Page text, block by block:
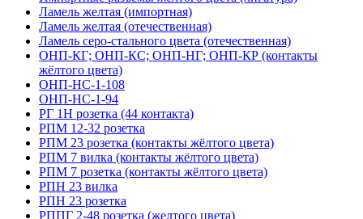
Ламель желтая (импортная)
Ламель желтая (отечественная)
Ламель серо-стального цвета (отечественная)
ОНП-КГ; ОНП-КС; ОНП-НГ; ОНП-КР (контакты
жёлтого цвета)
ОНП-НС-1-108
ОНП-НС-1-94
РГ 1Н розетка (44 контакта)
РПМ 12-32 розетка
РПМ 23 розетка (контакты жёлтого цвета)
РПМ 7 вилка (контакты жёлтого цвета)
РПМ 7 розетка (контакты жёлтого цвета)
РПН 23 вилка
РПН 23 розетка
РППГ 2-48 розетка (желтого цвета)